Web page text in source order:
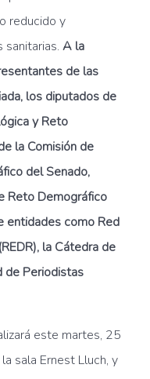
reducido y
A la
de las
los diputados de
y Reto
la Comisión de
del Senado,
Reto Demográfico
entidades como Red
la Cátedra de
de Periodistas
este martes, 25
sala Ernest Lluch, y